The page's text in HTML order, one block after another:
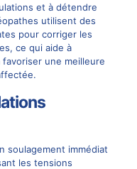
et à détendre
utilisent des
pour corriger les
ce qui aide à
une meilleure
soulagement immédiat
les tensions